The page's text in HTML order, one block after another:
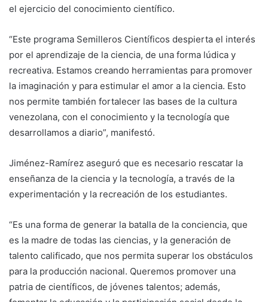
el ejercicio del conocimiento científico.
“Este programa Semilleros Científicos despierta el interés
por el aprendizaje de la ciencia, de una forma lúdica y
recreativa. Estamos creando herramientas para promover
la imaginación y para estimular el amor a la ciencia. Esto
nos permite también fortalecer las bases de la cultura
venezolana, con el conocimiento y la tecnología que
desarrollamos a diario”, manifestó.
Jiménez-Ramírez aseguró que es necesario rescatar la
enseñanza de la ciencia y la tecnología, a través de la
experimentación y la recreación de los estudiantes.
“Es una forma de generar la batalla de la conciencia, que
es la madre de todas las ciencias, y la generación de
talento calificado, que nos permita superar los obstáculos
para la producción nacional. Queremos promover una
patria de científicos, de jóvenes talentos; además,